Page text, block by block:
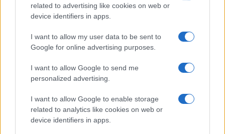
related to advertising like cookies on web or
device identifiers in apps.
I want to allow my user data to be sent to
Google for online advertising purposes.
I want to allow Google to send me
personalized advertising.
I want to allow Google to enable storage
related to analytics like cookies on web or
device identifiers in apps.
INVERSIONES